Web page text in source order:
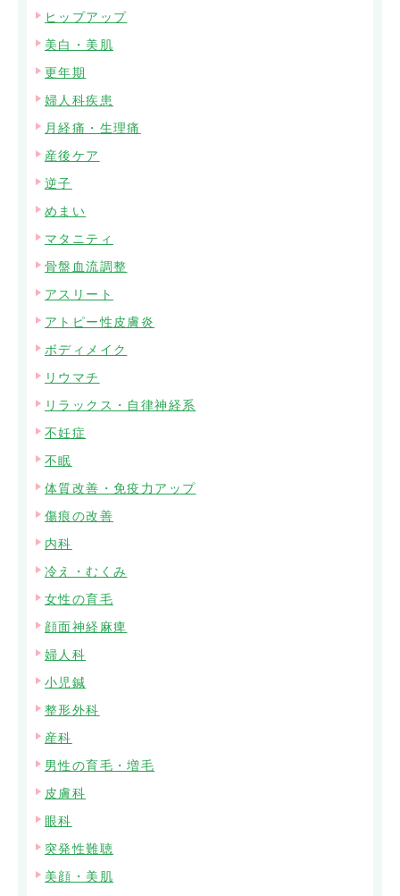
ヒップアップ
美白・美肌
更年期
婦人科疾患
月経痛・生理痛
産後ケア
逆子
めまい
マタニティ
骨盤血流調整
アスリート
アトピー性皮膚炎
ボディメイク
リウマチ
リラックス・自律神経系
不妊症
不眠
体質改善・免疫力アップ
傷痕の改善
内科
冷え・むくみ
女性の育毛
顔面神経麻痺
婦人科
小児鍼
整形外科
産科
男性の育毛・増毛
皮膚科
眼科
突発性難聴
美顔・美肌